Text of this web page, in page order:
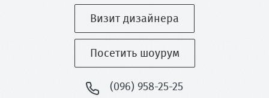
(096) 958-25-25
Посетить шоурум
Визит дизайнера